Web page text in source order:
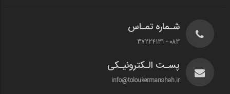
شـماره تمـاس
083 - 37224131
پسـت الـکترونیـکی
info@toloukermanshah.ir